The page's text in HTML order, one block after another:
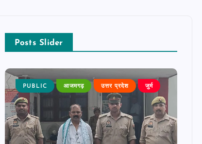
Posts Slider
PUBLIC आजमगढ़ उत्तर प्रदेश जुर्म